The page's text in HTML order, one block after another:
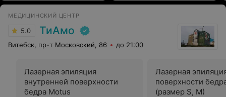
МЕДИЦИНСКИЙ ЦЕНТР
5.0 ТиАмо
Витебск, пр-т Московский, 86 до 21:00
Лазерная эпиляция
внутренней поверхности
бедра Motus
Лазерная
поверхности
(размер S, M)